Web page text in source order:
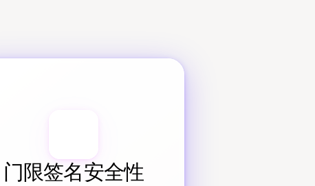
门限签名安全性